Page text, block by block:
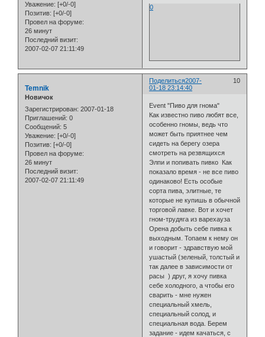
Уважение: [+0/-0]
Позитив: [+0/-0]
Провел на форуме:
26 минут
Последний визит:
2007-02-07 21:11:49
0
Поделиться 10
2007-
01-18 23:14:40
Temnik
Новичок
Зарегистрирован: 2007-01-18
Приглашений: 0
Сообщений: 5
Уважение: [+0/-0]
Позитив: [+0/-0]
Провел на форуме:
26 минут
Последний визит:
2007-02-07 21:11:49
Event "Пиво для гнома"
Как известно пиво любят все,
особенно гномы, ведь что
может быть приятнее чем
сидеть на берегу озера
смотреть на резвящихся
Элпи и попивать пивко Как
показало время - не все пиво
одинаково! Есть особые
сорта пива, элитные, те
которые не купишь в обычной
торговой лавке. Вот и хочет
гном-трудяга из варехауза
Орена добыть себе пивка к
выходным. Топаем к нему он
и говорит - здравствую мой
ушастый (зеленый, толстый и
так далее в зависимости от
расы ) друг, я хочу пивка
себе холодного, а чтобы его
сварить - мне нужен
специальный хмель,
специальный солод, и
специальная вода. Берем
задание - идем качаться, с